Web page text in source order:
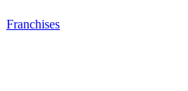
Franchises